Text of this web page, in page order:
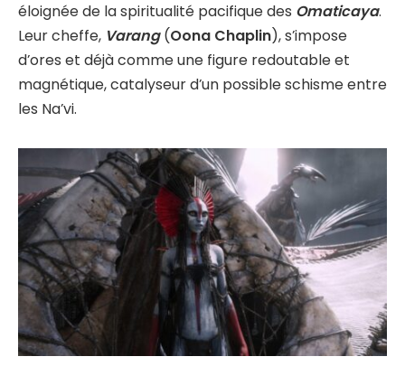
éloignée de la spiritualité pacifique des Omaticaya.
Leur cheffe, Varang(Oona Chaplin), s’impose
d’ores et déjà comme une figure redoutable et
magnétique, catalyseur d’un possible schisme entre
les Na’vi.